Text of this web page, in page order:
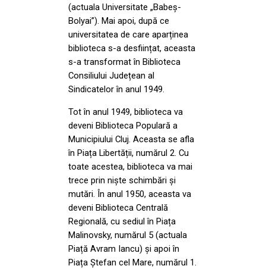
(actuala Universitate „Babeș-
Bolyai”). Mai apoi, după ce
universitatea de care aparținea
biblioteca s-a desființat, aceasta
s-a transformat în Biblioteca
Consiliului Județean al
Sindicatelor în anul 1949.
Tot în anul 1949, biblioteca va
deveni Biblioteca Populară a
Municipiului Cluj. Aceasta se afla
în Piața Libertății, numărul 2. Cu
toate acestea, biblioteca va mai
trece prin niște schimbări și
mutări. În anul 1950, aceasta va
deveni Biblioteca Centrală
Regională, cu sediul în Piața
Malinovsky, numărul 5 (actuala
Piață Avram Iancu) și apoi în
Piața Ștefan cel Mare, numărul 1.